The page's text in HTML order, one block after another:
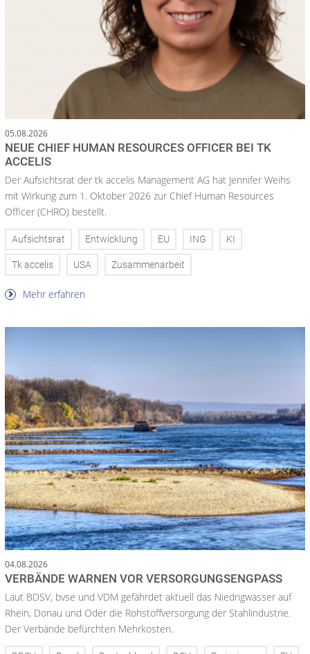
05.08.2026
NEUE CHIEF HUMAN RESOURCES OFFICER BEI TK
ACCELIS
Der Aufsichtsrat der tk accelis Management AG hat Jennifer Weihs
mit Wirkung zum 1. Oktober 2026 zur Chief Human Resources
Officer (CHRO) bestellt.
Aufsichtsrat Entwicklung EU ING KI
Tk accelis USA Zusammenarbeit
Mehr erfahren
04.08.2026
VERBÄNDE WARNEN VOR VERSORGUNGSENGPASS
Laut BDSV, bvse und VDM gefährdet aktuell das Niedrigwasser auf
Rhein, Donau und Oder die Rohstoffversorgung der Stahlindustrie.
Der Verbände befürchten Mehrkosten.